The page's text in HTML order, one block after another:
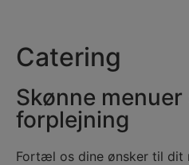
Catering
Skønne
forplejning
Fortæl os dine ønsker til dit